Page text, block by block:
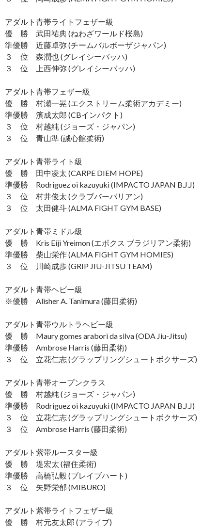
アダルト青帯ライトフェザー級
優 勝 武田祐典 (ねわざワールド桜島)
準優勝 近藤卓弥 (チームバルボーザジャパン)
３ 位 森潤也 (グレイシーバッハ)
３ 位 上西伸弥 (グレイシーバッハ)
アダルト青帯フェザー級
優 勝 村瀬一晃 (エクストリーム柔術アカデミー)
準優勝 濱成太郎 (CBインパクト)
３ 位 村越純 (ジョーズ・ジャパン)
３ 位 青山準 (誠心館柔術)
アダルト青帯ライト級
優 勝 田中凌太 (CARPE DIEM HOPE)
準優勝 Rodriguez oi kazuyuki (IMPACTO JAPAN B.J.J)
３ 位 村井俊太 (クラブバーバリアン)
３ 位 太田健斗 (ALMA FIGHT GYM BASE)
アダルト青帯ミドル級
優 勝 Kris Eiji Yreimon (エボクス ブラジリアン柔術)
準優勝 柴山栄作 (ALMA FIGHT GYM HOMIES)
３ 位 川崎成歩 (GRIP JIU-JITSU TEAM)
アダルト青帯ヘビー級
※優勝 Alisher A. Tanimura (藤田柔術)
アダルト青帯ウルトラヘビー級
優 勝 Maury gomes arabori da silva (ODA Jiu-Jitsu)
準優勝 Ambrose Harris (藤田柔術)
３ 位 立花仁志 (グラップリングシュートボクサーズ)
アダルト青帯オープンクラス
優 勝 村越純 (ジョーズ・ジャパン)
準優勝 Rodriguez oi kazuyuki (IMPACTO JAPAN B.J.J)
３ 位 立花仁志 (グラップリングシュートボクサーズ)
３ 位 Ambrose Harris (藤田柔術)
アダルト紫帯ルースター級
優 勝 堤宏太 (福住柔術)
準優勝 高橋弘毅 (ブレイブハート)
３ 位 矢野栄郁 (MIBURO)
アダルト紫帯ライトフェザー級
優 勝 村元友太郎 (アライブ)